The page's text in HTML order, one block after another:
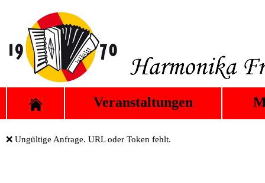
Veranstaltungen
❌ Ungültige Anfrage. URL oder Token fehlt.